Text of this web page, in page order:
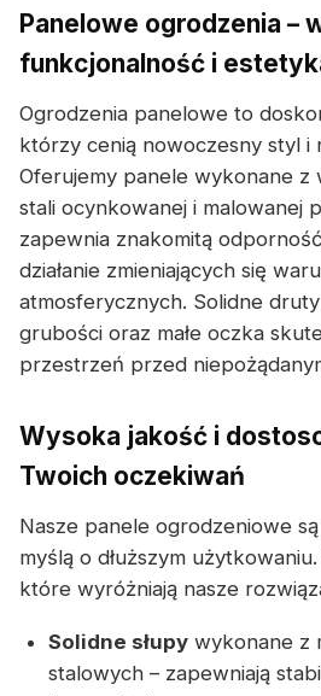
Panelowe ogrodzenia –
funkcjonalność i
Ogrodzenia panelowe to
którzy cenią nowoczesny styl i
Oferujemy panele wykonane z
stali ocynkowanej i malowanej
zapewnia znakomitą
działanie zmieniających się
atmosferycznych. Solidne
grubości oraz małe oczka
przestrzeń przed
Wysoka jakość i
Twoich oczekiwań
Nasze panele ogrodzeniowe
myślą o dłuższym
które wyróżniają nasze
Solidne słupy wykonane z
stalowych – zapewniają